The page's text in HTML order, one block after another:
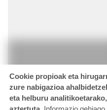
Cookie propioak eta
zure nabigazioa
eta helburu